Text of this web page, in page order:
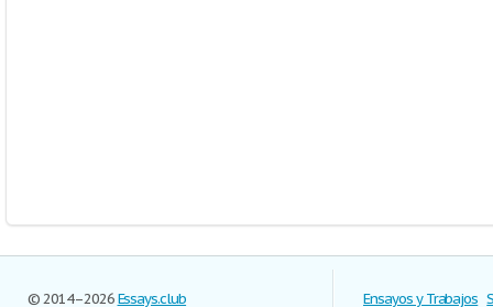
© 2014–2026Essays.club Ensayos y Trabajos